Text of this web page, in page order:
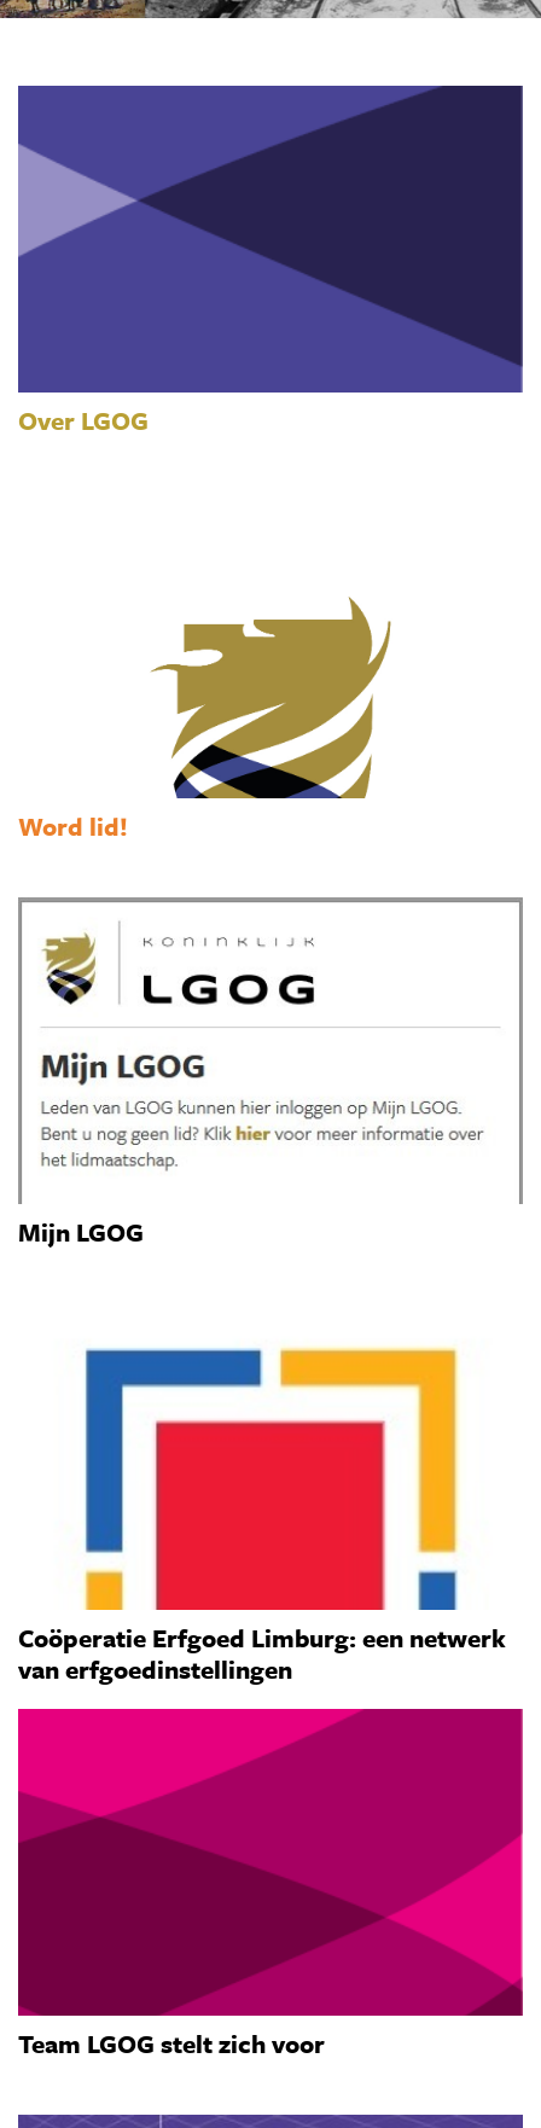
Over LGOG
Word lid!
Mijn LGOG
Coöperatie Erfgoed Limburg: een netwerk
van erfgoedinstellingen
Team LGOG stelt zich voor